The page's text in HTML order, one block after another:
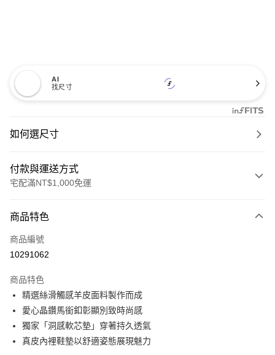
AI
找尺寸
如何選尺寸
付款與運送方式
宅配滿NT$1,000免運
信用卡一次付款
信用卡分期付款
合作金庫商業銀行
華南商業銀行
上海商業儲蓄銀行
國泰世華商業銀行
兆豐國際商業銀行
臺灣中小企業銀行
台中商業銀行
6 期 0 利率 每期
華南商業銀行
上海商業儲蓄銀行
台北富邦商業銀行
國泰世華商業銀行
兆豐國際商業銀行
12 期 0 利率 每期NT$115
合作金庫商業銀行
第一商業銀行
上海商業儲蓄銀行
台北富邦商業銀行
LINE Pay
Apple Pay
商品特色
商品編號
10291062
商品特色
精選絲滑觸感羊皮面料製作而成
愛心晶鑽馬銜釦彰顯別致時尚感
獨家「洞感軟芯墊」穿著持久透氣
真皮內裡鞋墊以舒適姿態展現魅力